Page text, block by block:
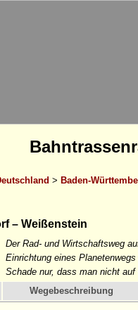
> Baden-
– Weißenstein
Der Rad- und Wirtschaftsweg
Einrichtung eines
Schade nur, dass man nicht
Wegebeschreibung